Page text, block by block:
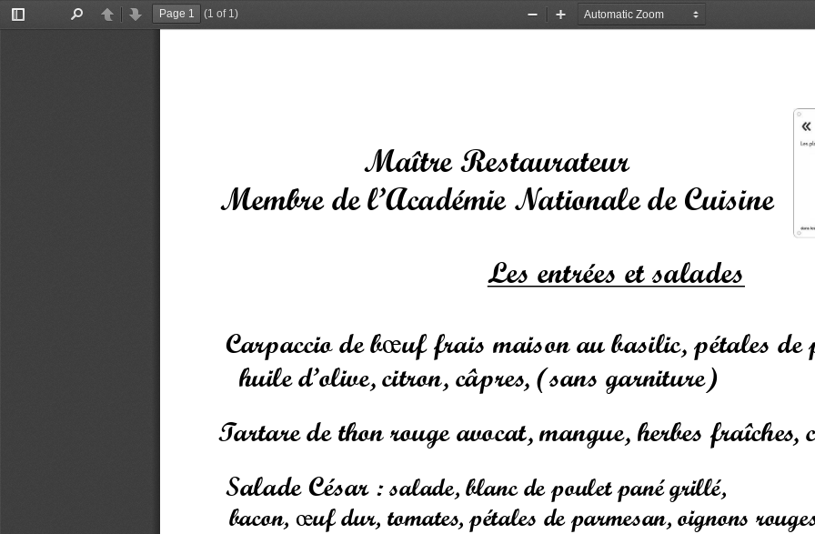
Toggle
PreviousNext
(1 of 1)
Zoom
Zoom
Maître Restaurateur
Membre de l’Académie Nationale de Cuisine
Les entrées et salades
Carpaccio de bœuf frais maison au basilic, pétales de
huile d’olive, citron, câpres, (sans garniture)
Tartare de thon rouge avocat, mangue, herbes
Salade César : salade, blanc de poulet pané grillé,
bacon, œuf dur, tomates, pétales de parmesan, oignons